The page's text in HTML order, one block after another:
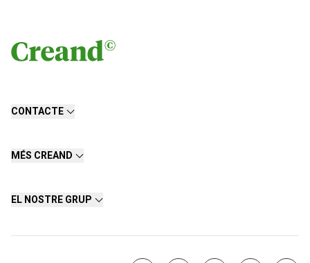
CONTACTE
MÉS CREAND
EL NOSTRE GRUP